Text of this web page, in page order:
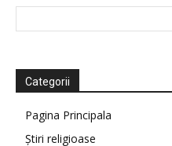
Categorii
Pagina Principala
Știri religioase